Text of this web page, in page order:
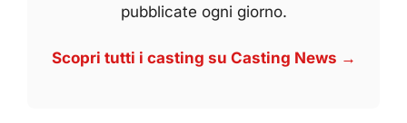
pubblicate ogni giorno.
Scopri tutti i casting su Casting News →